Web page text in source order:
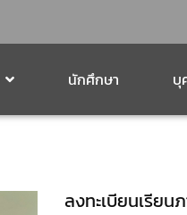
นักศึกษา บุ
ลงทะเบียนเรียน